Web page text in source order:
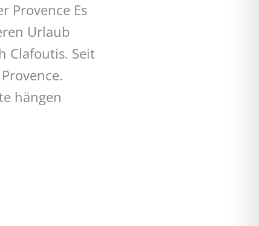
Provence Es
Urlaub
Clafoutis. Seit
hängen